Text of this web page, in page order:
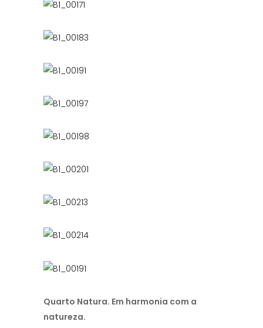
Quarto Natura. Em harmonia com a
natureza.